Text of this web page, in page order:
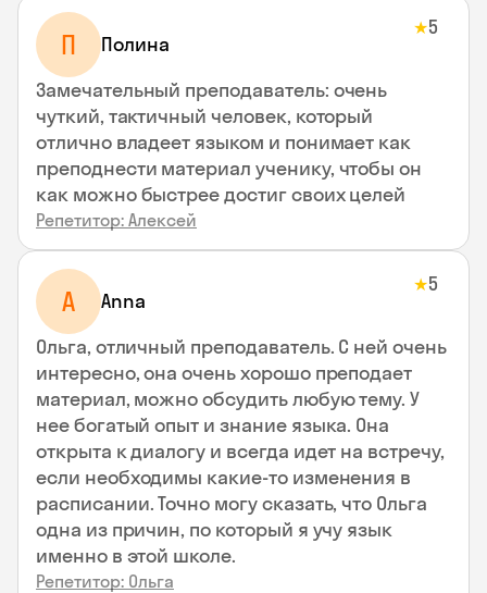
П Полина
★5
Замечательный преподаватель: очень
чуткий, тактичный человек, который
отлично владеет языком и понимает как
преподнести материал ученику, чтобы он
как можно быстрее достиг своих целей
Репетитор: Алексей
A Anna
★5
Ольга, отличный преподаватель. С ней очень
интересно, она очень хорошо преподает
материал, можно обсудить любую тему. У
нее богатый опыт и знание языка. Она
открыта к диалогу и всегда идет на встречу,
если необходимы какие-то изменения в
расписании. Точно могу сказать, что Ольга
одна из причин, по который я учу язык
именно в этой школе.
Репетитор: Ольга